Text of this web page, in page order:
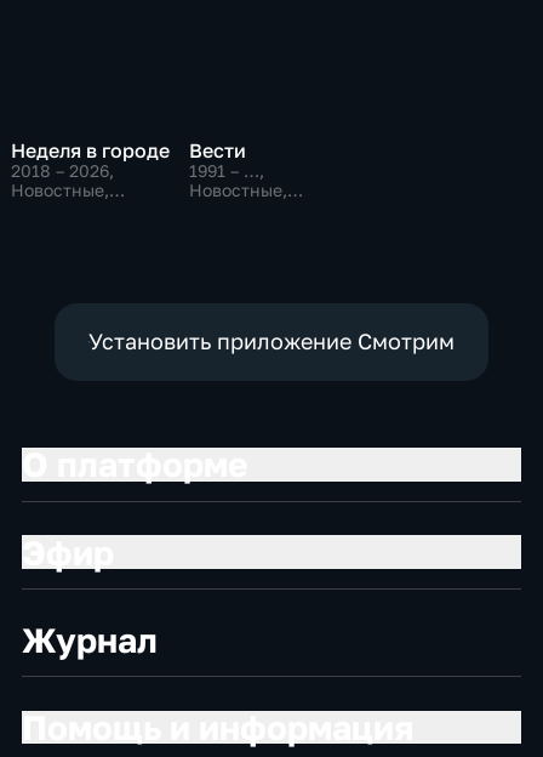
Неделя в городе
2018 – 2026,
Новостные,
Вести
1991 – …,
Новостные,
Установить приложение Смотрим
Журнал